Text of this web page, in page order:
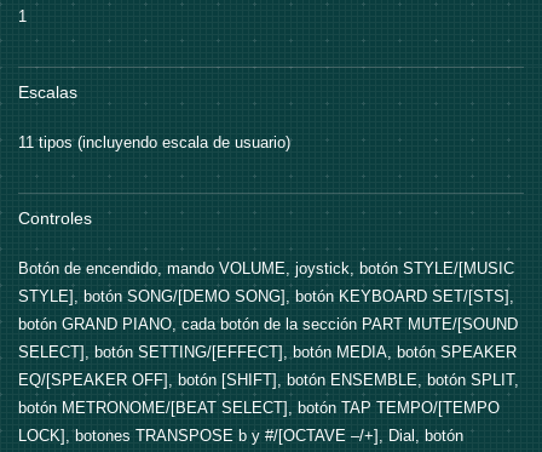
1
Escalas
11 tipos (incluyendo escala de usuario)
Controles
Botón de encendido, mando VOLUME, joystick, botón STYLE/[MUSIC
STYLE], botón SONG/[DEMO SONG], botón KEYBOARD SET/[STS],
botón GRAND PIANO, cada botón de la sección PART MUTE/[SOUND
SELECT], botón SETTING/[EFFECT], botón MEDIA, botón SPEAKER
EQ/[SPEAKER OFF], botón [SHIFT], botón ENSEMBLE, botón SPLIT,
botón METRONOME/[BEAT SELECT], botón TAP TEMPO/[TEMPO
LOCK], botones TRANSPOSE b y #/[OCTAVE –/+], Dial, botón